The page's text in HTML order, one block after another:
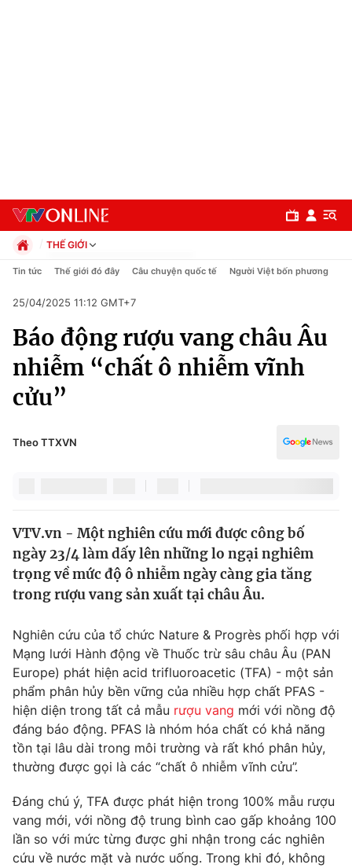
Chuyên mục
Chính trị
Xã hội
Pháp luật
Thế giới
Tin tức
Thế giới đó đây
Câu chuyện quốc tế
Kinh tế
Thị trường
Góc doanh nghiệp
Dữ liệu và đời sống
Truyền hình
Phim VTV
Hậu trường
Nhân vật
Khán giả
Giải sao mai
Giải trí
Điện ảnh
Sao
Đời sống
Du lịch
Làm đẹp
Chất lượng cuộc sống
Giáo dục
Tuyển sinh
Công nghệ
THẾ GIỚI
Chính trị
Pháp luật
Kinh tế
Thể thao
Truyền hình
Văn hóa - Giải trí
Tin tức Thế giới đó đây Câu chuyện quốc tế Người Việt bốn phương
25/04/2025 11:12 GMT+7
Báo động rượu vang châu Âu
nhiễm “chất ô nhiễm vĩnh
cửu”
Theo TTXVN
VTV.vn - Một nghiên cứu mới được công bố
ngày 23/4 làm dấy lên những lo ngại nghiêm
trọng về mức độ ô nhiễm ngày càng gia tăng
trong rượu vang sản xuất tại châu Âu.
Nghiên cứu của tổ chức Nature & Progrès phối hợp với
Mạng lưới Hành động về Thuốc trừ sâu châu Âu (PAN
Europe) phát hiện acid trifluoroacetic (TFA) - một sản
phẩm phân hủy bền vững của nhiều hợp chất PFAS -
hiện diện trong tất cả mẫu rượu vang mới với nồng độ
đáng báo động. PFAS là nhóm hóa chất có khả năng
tồn tại lâu dài trong môi trường và rất khó phân hủy,
thường được gọi là các “chất ô nhiễm vĩnh cửu”.
Đáng chú ý, TFA được phát hiện trong 100% mẫu rượu
vang mới, với nồng độ trung bình cao gấp khoảng 100
lần so với mức từng được ghi nhận trong các nghiên
cứu về nước mặt và nước uống. Trong khi đó, không